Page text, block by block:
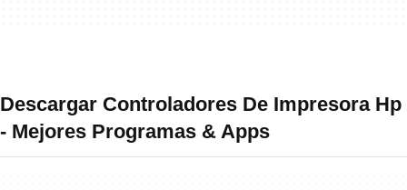
Descargar Controladores De Impresora Hp
- Mejores Programas & Apps